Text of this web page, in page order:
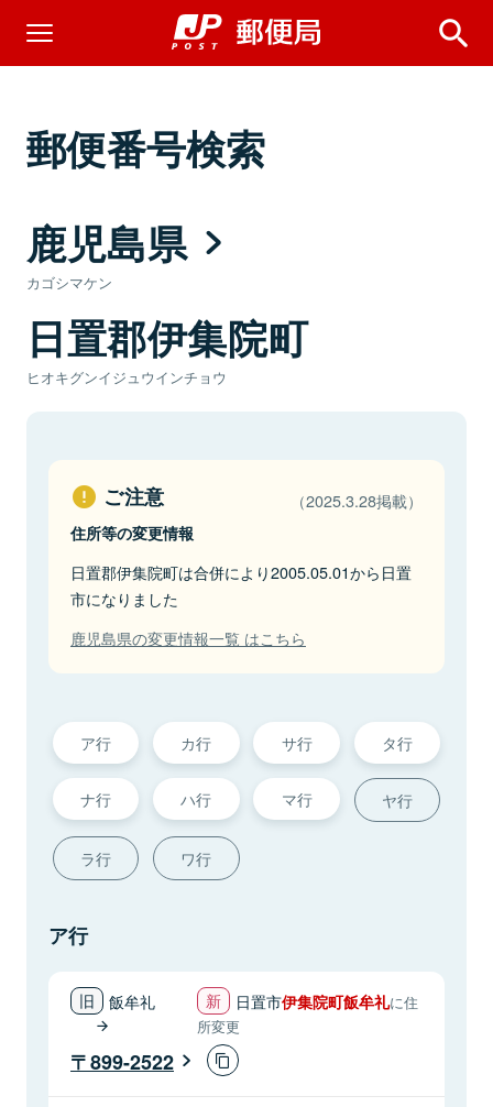
郵便番号検索
鹿児島県
カゴシマケン
日置郡伊集院町
ヒオキグンイジュウインチョウ
ご注意 （2025.3.28掲載）
住所等の変更情報
日置郡伊集院町は合併により2005.05.01から日置
市になりました
鹿児島県の変更情報一覧 はこちら
ア行 カ行 サ行 タ行
ナ行 ハ行 マ行 ヤ行
ラ行 ワ行
ア行
飯牟礼 日置市伊集院町飯牟礼に住
所変更
899-2522